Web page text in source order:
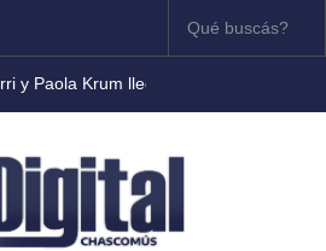
y Paola Krum llegan al Teatro